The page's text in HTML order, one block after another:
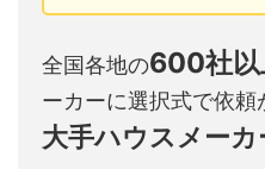
全国各地の600社以
ーカーに選択式で依
大手ハウスメーカ